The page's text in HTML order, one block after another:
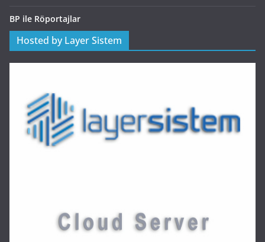
BP ile Röportajlar
Hosted by Layer Sistem